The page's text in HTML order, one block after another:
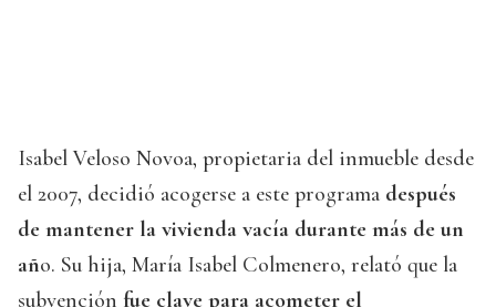
Isabel Veloso Novoa, propietaria del inmueble desde
el 2007, decidió acogerse a este programa después
de mantener la vivienda vacía durante más de un
año. Su hija, María Isabel Colmenero, relató que la
subvención fue clave para acometer el